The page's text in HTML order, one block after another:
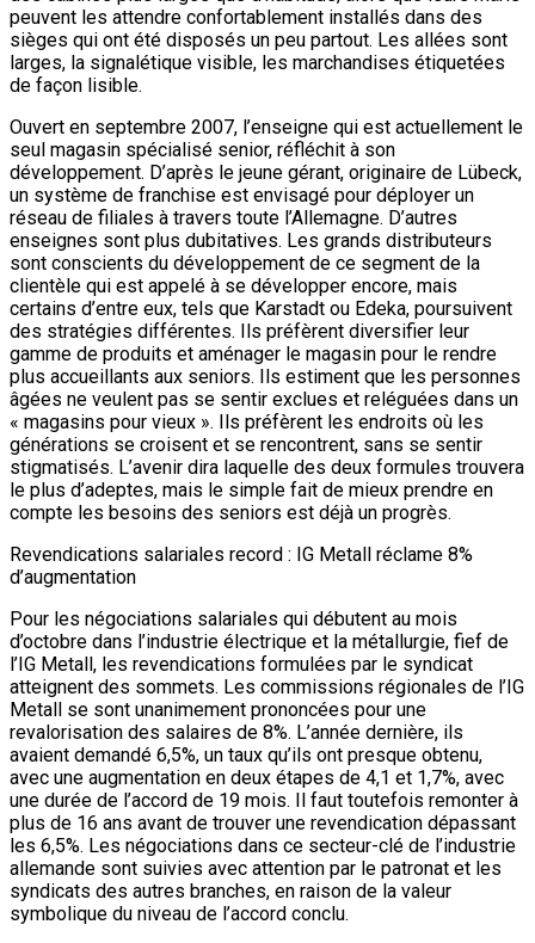
peuvent les attendre confortablement installés dans des
sièges qui ont été disposés un peu partout. Les allées sont
larges, la signalétique visible, les marchandises étiquetées
de façon lisible.
Ouvert en septembre 2007, l’enseigne qui est actuellement le
seul magasin spécialisé senior, réfléchit à son
développement. D’après le jeune gérant, originaire de Lübeck,
un système de franchise est envisagé pour déployer un
réseau de filiales à travers toute l’Allemagne. D’autres
enseignes sont plus dubitatives. Les grands distributeurs
sont conscients du développement de ce segment de la
clientèle qui est appelé à se développer encore, mais
certains d’entre eux, tels que Karstadt ou Edeka, poursuivent
des stratégies différentes. Ils préfèrent diversifier leur
gamme de produits et aménager le magasin pour le rendre
plus accueillants aux seniors. Ils estiment que les personnes
âgées ne veulent pas se sentir exclues et reléguées dans un
« magasins pour vieux ». Ils préfèrent les endroits où les
générations se croisent et se rencontrent, sans se sentir
stigmatisés. L’avenir dira laquelle des deux formules trouvera
le plus d’adeptes, mais le simple fait de mieux prendre en
compte les besoins des seniors est déjà un progrès.
Revendications salariales record : IG Metall réclame 8%
d’augmentation
Pour les négociations salariales qui débutent au mois
d’octobre dans l’industrie électrique et la métallurgie, fief de
l’IG Metall, les revendications formulées par le syndicat
atteignent des sommets. Les commissions régionales de l’IG
Metall se sont unanimement prononcées pour une
revalorisation des salaires de 8%. L’année dernière, ils
avaient demandé 6,5%, un taux qu’ils ont presque obtenu,
avec une augmentation en deux étapes de 4,1 et 1,7%, avec
une durée de l’accord de 19 mois. Il faut toutefois remonter à
plus de 16 ans avant de trouver une revendication dépassant
les 6,5%. Les négociations dans ce secteur-clé de l’industrie
allemande sont suivies avec attention par le patronat et les
syndicats des autres branches, en raison de la valeur
symbolique du niveau de l’accord conclu.